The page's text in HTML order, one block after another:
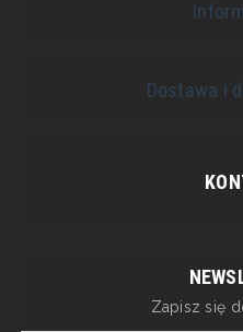
Dostawa i
Zapisz się